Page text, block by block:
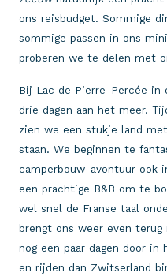
ons reisbudget. Sommige
sommige passen in ons
proberen we te delen met
Bij Lac de Pierre-Percée in
drie dagen aan het meer.
zien we een stukje land
staan. We beginnen te
camperbouw-avontuur
een prachtige B&B om te
wel snel de Franse taal
brengt ons weer even
nog een paar dagen door
en rijden dan Zwitserland